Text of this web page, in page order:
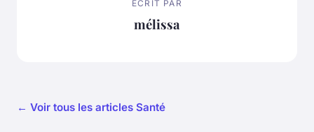
ECRIT PAR
mélissa
← Voir tous les articles Santé